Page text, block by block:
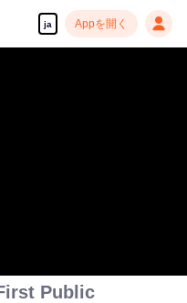
ja Appを開く
Public